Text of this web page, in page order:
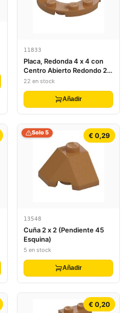
11833
Placa, Redonda 4 x 4 con
Centro Abierto Redondo 2 x
2
22 en stock
Añadir
€ 0,29
Solo 5
13548
Cuña 2 x 2 (Pendiente 45
Esquina)
5 en stock
Añadir
€ 0,20